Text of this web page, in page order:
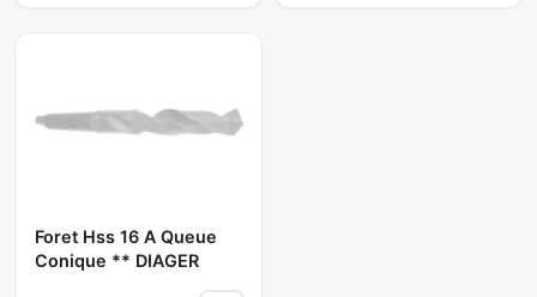
Foret Hss 16 A Queue
Conique ** DIAGER